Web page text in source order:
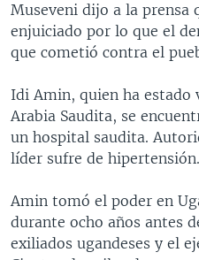
búsqueda
CHILE
PERÚ
ECUADOR
VENEZUELA
BRASIL
EL SALVADOR
GUATEMALA
HONDURAS
NICARAGUA
INMIGRACIÓN
LIBERTAD DE PRENSA
MUNDO
ECONOMÍA
ENTRETENIMIENTO Y
DEPORTES
CIENCIA Y SALUD
ESPECIALES DE LA VOA
LIBERTAD DE PRENSA
UCRANIA
MULTIMEDIA
VIDEOS
AUDIOS
PROGRAMAS TV
FORO INTERAMERICANO
VISIÓN 360
AVANCE INFORMATIVO
AUDIONOTICIAS
DIRECT
DOCUMENTALES DE LA VOA
Museveni dijo a la prensa
enjuiciado por lo que el
que cometió contra el
Idi Amin, quien ha estado
Arabia Saudita, se
un hospital saudita.
líder sufre de hipertensión.
Amin tomó el poder en
durante ocho años antes
exiliados ugandeses y el